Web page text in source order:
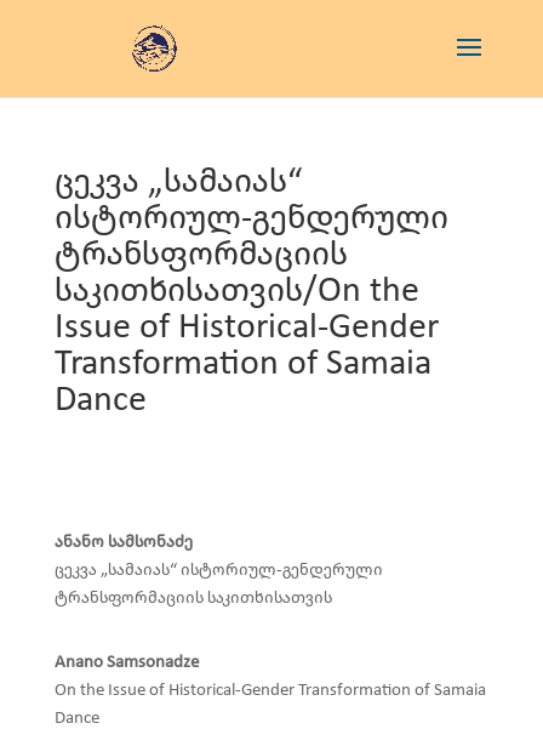
ცეკვა „სამაიას“
ისტორიულ-გენდერული
ტრანსფორმაციის
საკითხისათვის/On the
Issue of Historical-Gender
Transformation of Samaia
Dance
ანანო სამსონაძე
ცეკვა „სამაიას“ ისტორიულ-გენდერული
ტრანსფორმაციის საკითხისათვის
Anano Samsonadze
On the Issue of Historical-Gender Transformation of Samaia
Dance